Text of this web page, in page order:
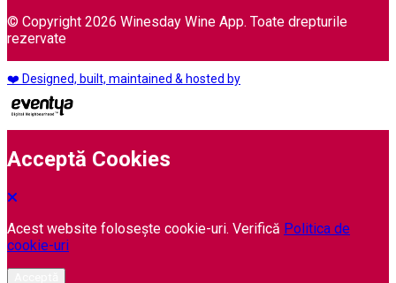
© Copyright 2026 Winesday Wine App. Toate drepturile
rezervate
❤️ Designed, built, maintained & hosted by
Acceptă Cookies
Acest website folosește cookie-uri. Verifică Politica de
cookie-uri